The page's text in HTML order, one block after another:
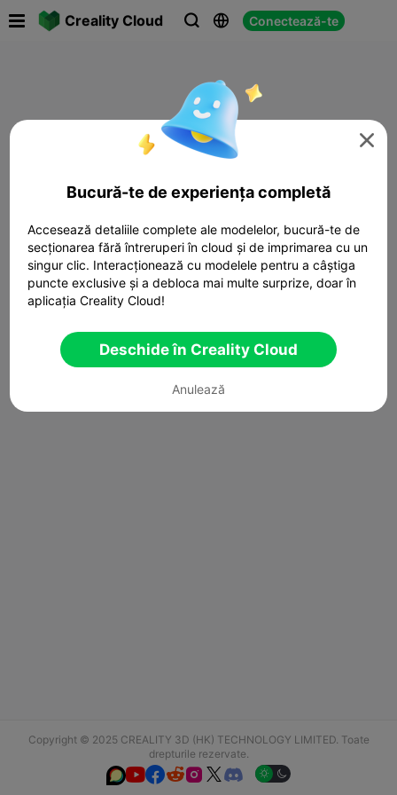
Creality Cloud   Conectează-te
Copyright © 2025 CREALITY 3D (HK) TECHNOLOGY LIMITED. Toate
drepturile rezervate.
  

Bucură-te de experiența completă
Accesează detaliile complete ale modelelor, bucură-te de
secționarea fără întreruperi în cloud și de imprimarea cu un
singur clic. Interacționează cu modelele pentru a câștiga
puncte exclusive și a debloca mai multe surprize, doar în
aplicația Creality Cloud!
Deschide în Creality Cloud
Anulează